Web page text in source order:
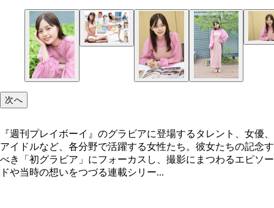
『週刊ヤングジャンプ』２０２０年２９号（撮影
雅文）より
次へ
『週刊プレイボーイ』のグラビアに登場するタレント、女優、
アイドルなど、各分野で活躍する女性たち。彼女たちの記念す
べき「初グラビア」にフォーカスし、撮影にまつわるエピソー
ドや当時の想いをつづる連載シリー...